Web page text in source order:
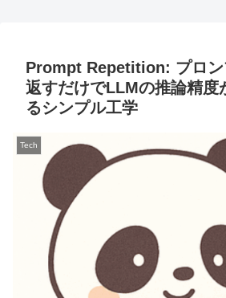
Prompt Repetition: プロン
返すだけでLLMの推論精度
るシンプル工学
Tech